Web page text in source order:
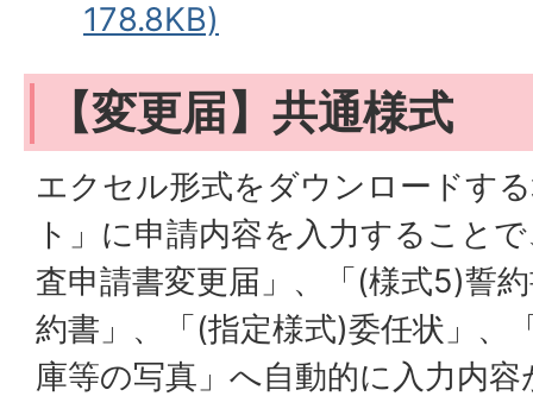
178.8KB)
【変更届】共通様式
エクセル形式をダウンロードす
ト」に申請内容を入力すること
査申請書変更届」、「(様式5)誓
約書」、「(指定様式)委任状」、
庫等の写真」へ自動的に入力内